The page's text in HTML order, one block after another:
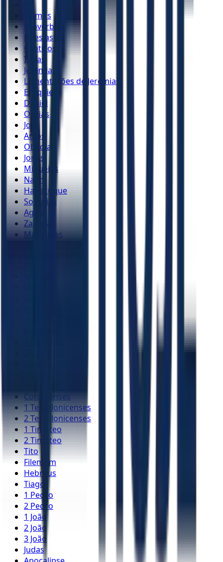
Salmos
Provérbios
Eclesiastes
Cânticos
Isaías
Jeremias
Lamentações de Jeremias
Ezequiel
Daniel
Oséias
Joel
Amós
Obadias
Jonas
Miquéias
Naum
Habacuque
Sofonias
Ageu
Zacarias
Malaquias
Colossenses
1 Tessalonicenses
2 Tessalonicenses
1 Timóteo
2 Timóteo
Tito
Filemom
Hebreus
Tiago
1 Pedro
2 Pedro
1 João
2 João
3 João
Judas